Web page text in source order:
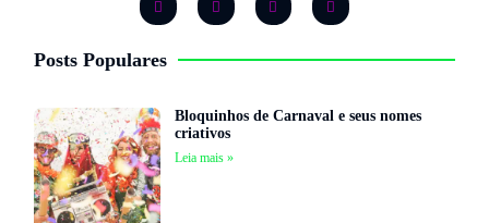
Posts Populares
Bloquinhos de Carnaval e seus nomes
criativos
Leia mais »